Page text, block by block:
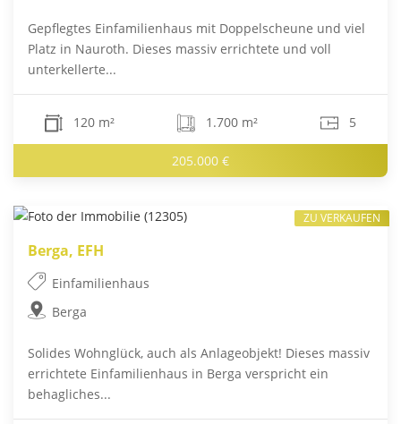
Gepflegtes Einfamilienhaus mit Doppelscheune und viel
Platz in Nauroth. Dieses massiv errichtete und voll
unterkellerte...
120 m² 1.700 m² 5
205.000 €
Berga, EFH
Einfamilienhaus
Berga
Solides Wohnglück, auch als Anlageobjekt! Dieses massiv
errichtete Einfamilienhaus in Berga verspricht ein
behagliches...
ZU VERKAUFEN